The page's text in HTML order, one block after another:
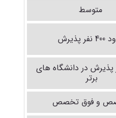
متوسط
پذیرش
نفر پذیرش در دانشگاه های
برتر
و فوق تخصص